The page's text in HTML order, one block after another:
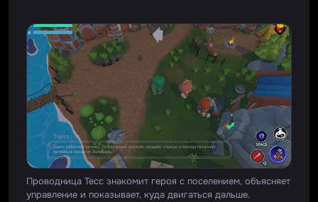
Проводница Тесс знакомит героя с поселением, объясняет
управление и показывает, куда двигаться дальше.